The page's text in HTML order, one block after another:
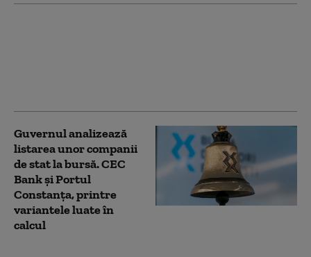
Guvernul analizează
listarea unor companii
de stat la bursă. CEC
Bank și Portul
Constanța, printre
variantele luate în
calcul